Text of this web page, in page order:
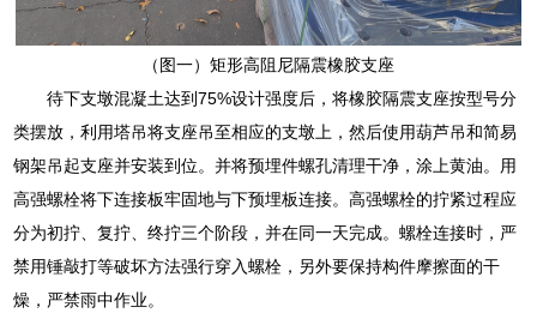
（图一）矩形高阻尼隔震橡胶支座
待下支墩混凝土达到75%设计强度后，将橡胶隔震支座按型号分
类摆放，利用塔吊将支座吊至相应的支墩上，然后使用葫芦吊和简易
钢架吊起支座并安装到位。并将预埋件螺孔清理干净，涂上黄油。用
高强螺栓将下连接板牢固地与下预埋板连接。高强螺栓的拧紧过程应
分为初拧、复拧、终拧三个阶段，并在同一天完成。螺栓连接时，严
禁用锤敲打等破坏方法强行穿入螺栓，另外要保持构件摩擦面的干
燥，严禁雨中作业。